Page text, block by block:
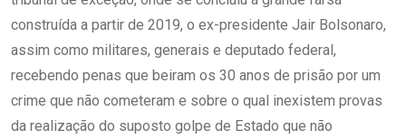
construída a partir de 2019, o ex-presidente Jair Bolsonaro,
assim como militares, generais e deputado federal,
recebendo penas que beiram os 30 anos de prisão por um
crime que não cometeram e sobre o qual inexistem provas
da realização do suposto golpe de Estado que não